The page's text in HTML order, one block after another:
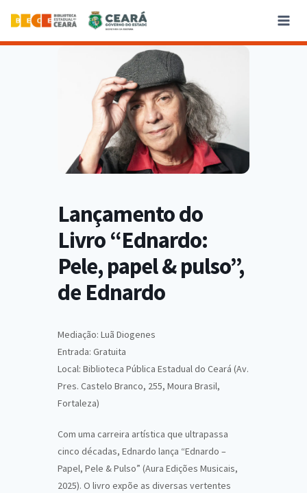
Lançamento do
Livro “Ednardo:
Pele, papel & pulso”,
de Ednardo
Mediação: Luã Diogenes
Entrada: Gratuita
Local: Biblioteca Pública Estadual do Ceará (Av.
Pres. Castelo Branco, 255, Moura Brasil,
Fortaleza)
Com uma carreira artística que ultrapassa
cinco décadas, Ednardo lança “Ednardo –
Papel, Pele & Pulso” (Aura Edições Musicais,
2025). O livro expõe as diversas vertentes